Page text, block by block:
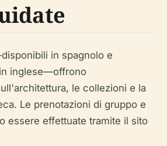
in spagnolo e
inglese—offrono
le collezioni e la
Le prenotazioni di gruppo e
essere effettuate tramite il sito